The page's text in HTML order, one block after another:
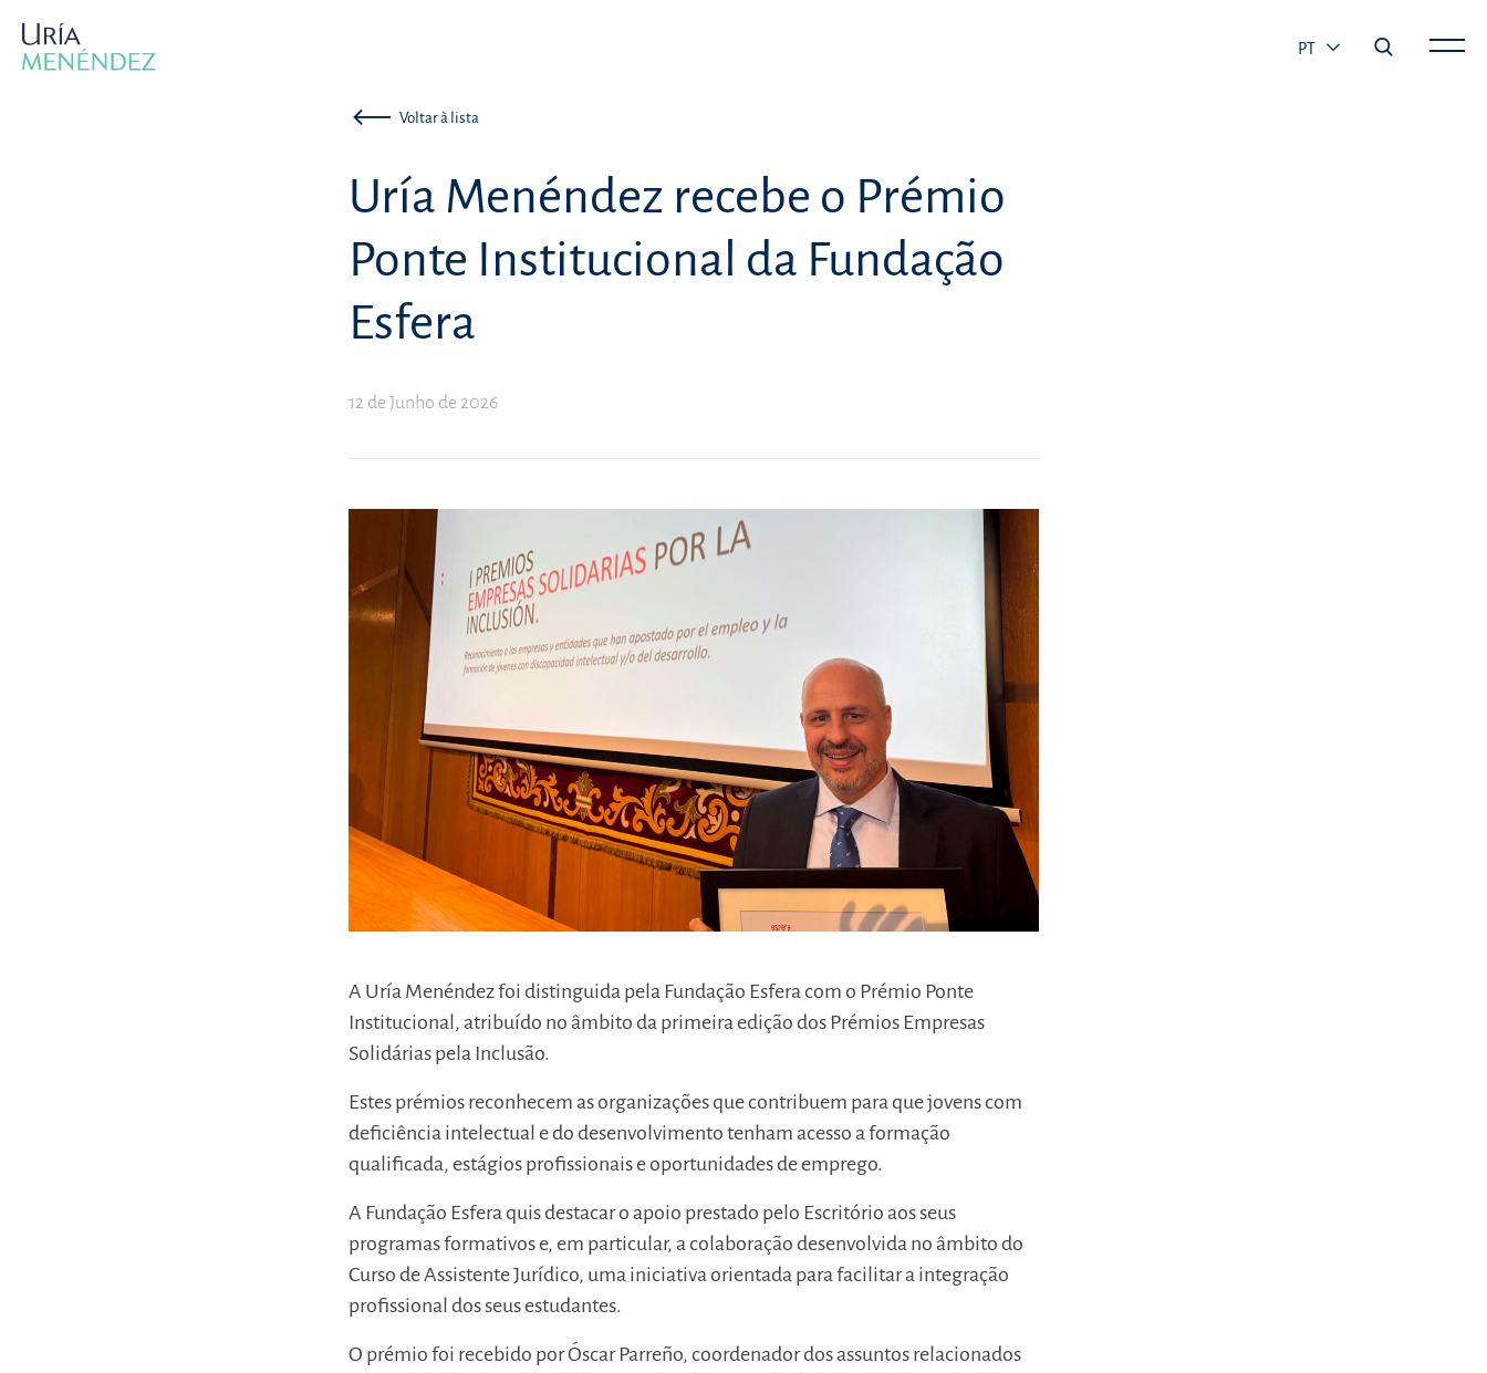
PT
Voltar à lista
Uría Menéndez recebe o Prémio
Ponte Institucional da Fundação
Esfera
12 de Junho de 2026
A Uría Menéndez foi distinguida pela Fundação Esfera com o Prémio Ponte
Institucional, atribuído no âmbito da primeira edição dos Prémios Empresas
Solidárias pela Inclusão.
Estes prémios reconhecem as organizações que contribuem para que jovens com
deficiência intelectual e do desenvolvimento tenham acesso a formação
qualificada, estágios profissionais e oportunidades de emprego.
A Fundação Esfera quis destacar o apoio prestado pelo Escritório aos seus
programas formativos e, em particular, a colaboração desenvolvida no âmbito do
Curso de Assistente Jurídico, uma iniciativa orientada para facilitar a integração
profissional dos seus estudantes.
O prémio foi recebido por Óscar Parreño, coordenador dos assuntos relacionados